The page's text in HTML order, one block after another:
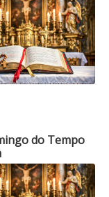
do Tempo